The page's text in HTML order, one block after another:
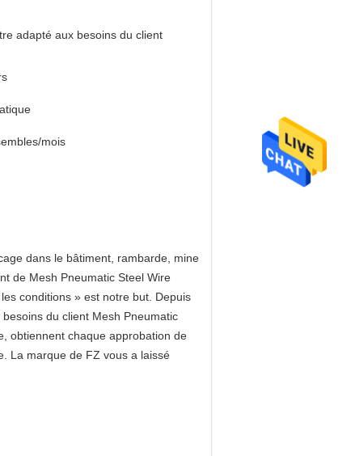
adapté aux besoins du client
mois
dans le bâtiment, rambarde, mine
de Mesh Pneumatic Steel Wire
conditions » est notre but. Depuis
du client Mesh Pneumatic
obtiennent chaque approbation de
La marque de FZ vous a laissé